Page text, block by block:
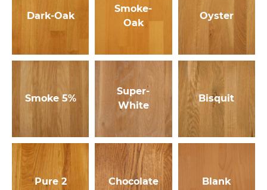
Dark-Oak
Smoke-
Oak
Oyster
Smoke 5%
Super-
White
Bisquit
Pure 2 Chocolate Blank